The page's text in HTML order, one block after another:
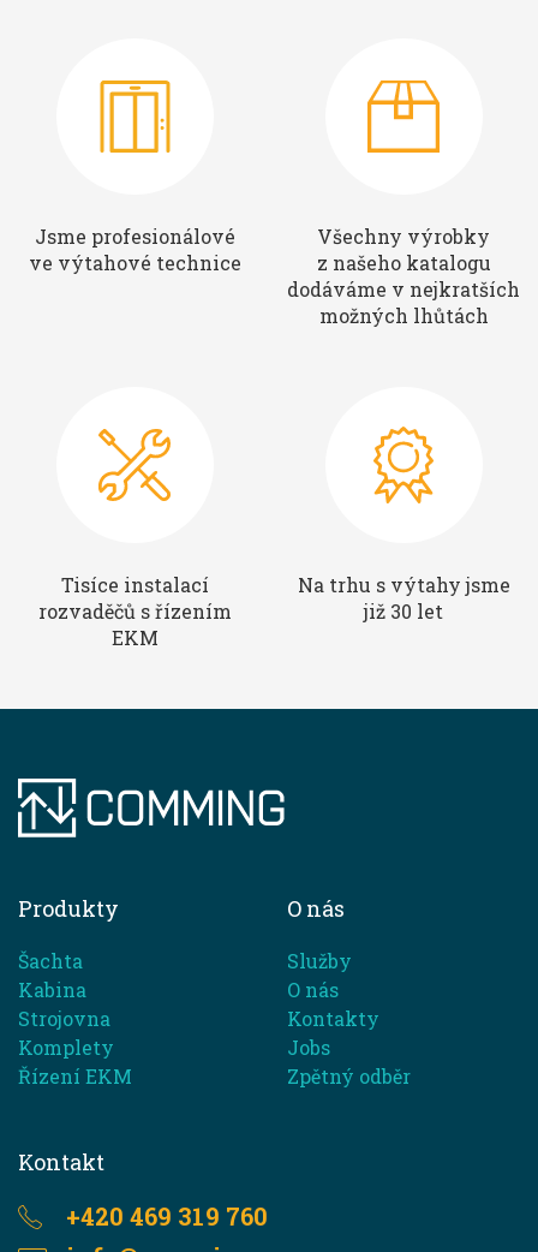
Jsme profesionálové
ve výtahové technice
Všechny výrobky
z našeho katalogu
dodáváme v nejkratších
možných lhůtách
Tisíce instalací
rozvaděčů s řízením
EKM
Na trhu s výtahy jsme
již 30 let
Produkty
Šachta
Kabina
Strojovna
Komplety
Řízení EKM
O nás
Služby
O nás
Kontakty
Jobs
Zpětný odběr
Kontakt
+420 469 319 760